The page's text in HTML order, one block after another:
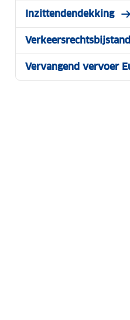
Inzittendendekking
Verkeersrechtsbijstand
Vervangend vervoer